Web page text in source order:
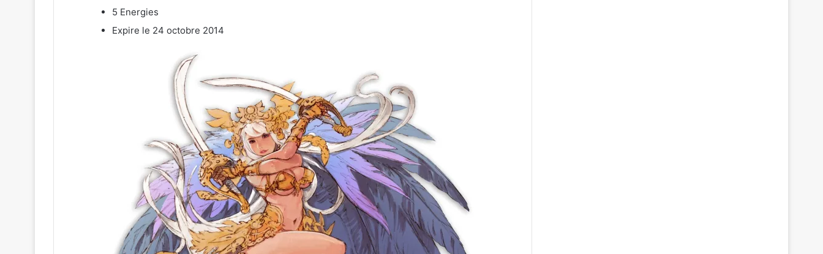
5 Energies
Expire le 24 octobre 2014